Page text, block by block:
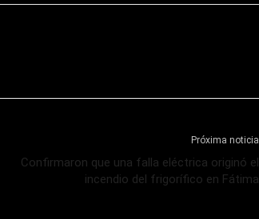
Próxima noticia
Confirmaron que una falla eléctrica originó el
incendio del frigorífico en Fátima